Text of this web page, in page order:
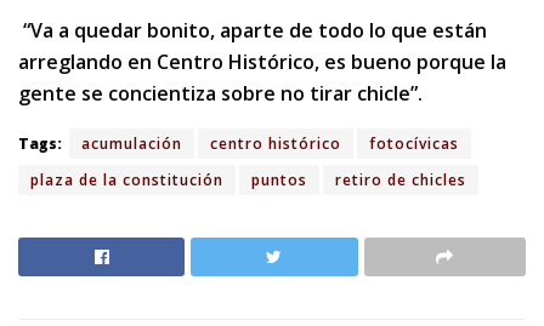
“Va a quedar bonito, aparte de todo lo que están
arreglando en Centro Histórico, es bueno porque la
gente se concientiza sobre no tirar chicle”.
Tags: acumulación centro histórico
fotocívicas
plaza de la constitución
puntos retiro de chicles